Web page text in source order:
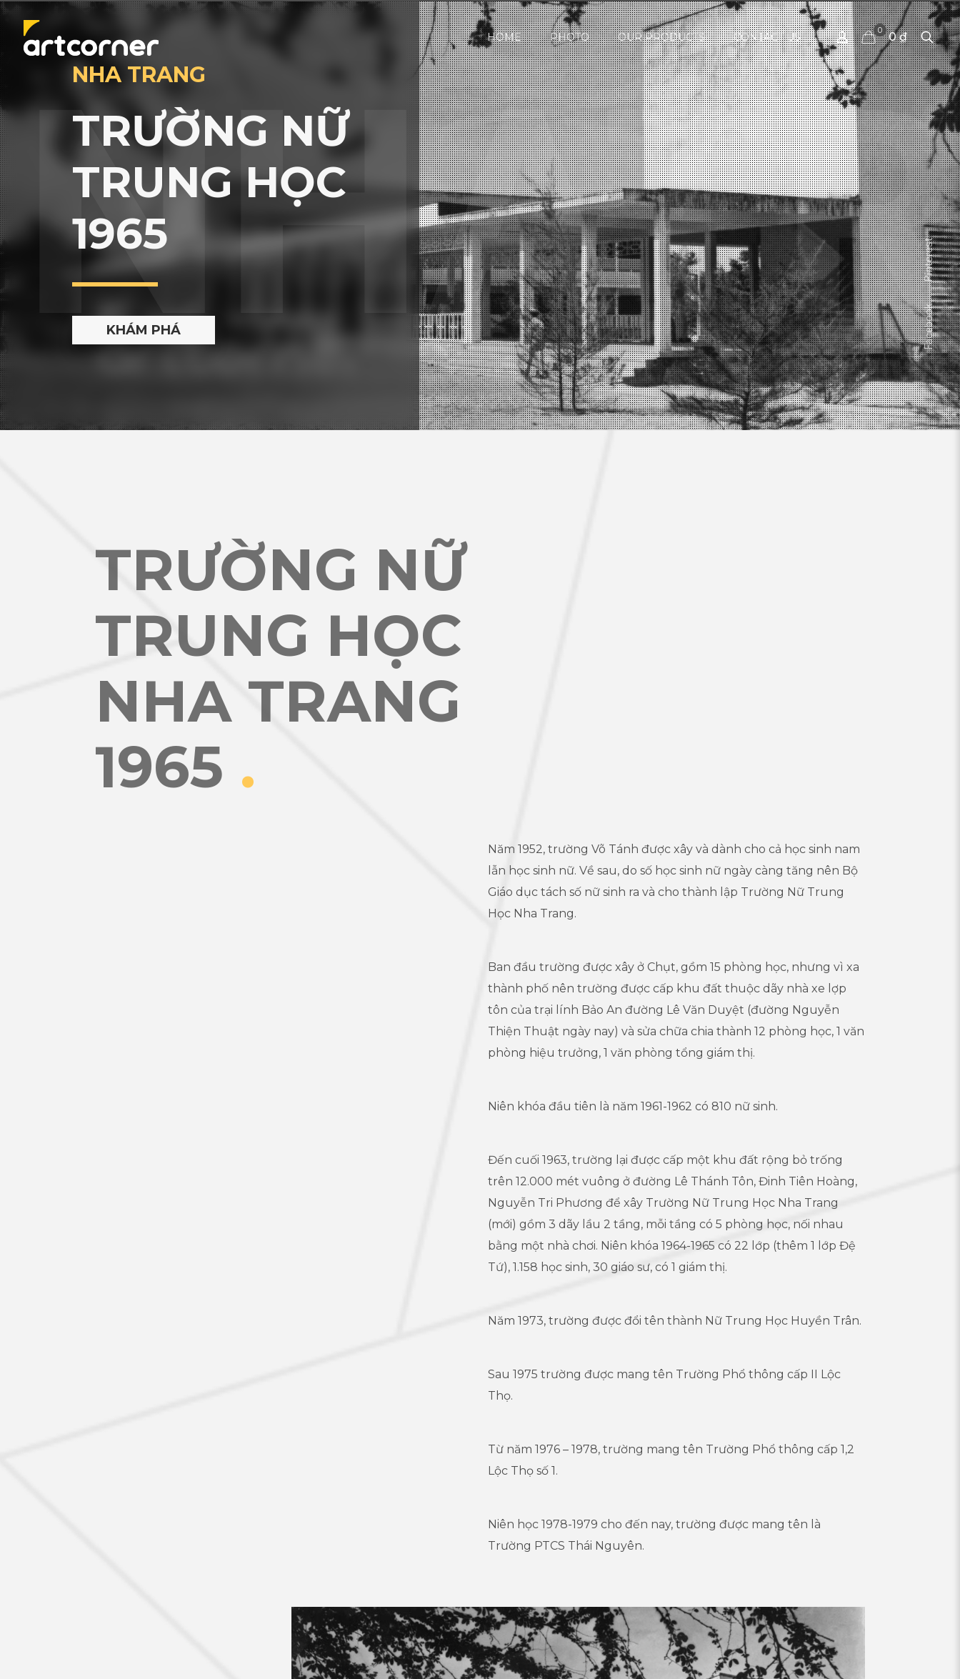
HOME PHOTO OUR PRODUCTS CONTACT US
0 0 ₫
TRƯỜNG NỮ
TRUNG HỌC
NHA TRANG
1965 .
Năm 1952, trường Võ Tánh được xây và dành cho cả học sinh nam
lẫn học sinh nữ. Về sau, do số học sinh nữ ngày càng tăng nên Bộ
Giáo dục tách số nữ sinh ra và cho thành lập Trường Nữ Trung
Học Nha Trang.
Ban đầu trường được xây ở Chụt, gồm 15 phòng học, nhưng vì xa
thành phố nên trường được cấp khu đất thuộc dãy nhà xe lợp
tôn của trại lính Bảo An đường Lê Văn Duyệt (đường Nguyễn
Thiện Thuật ngày nay) và sửa chữa chia thành 12 phòng học, 1 văn
phòng hiệu trưởng, 1 văn phòng tổng giám thị.
Niên khóa đầu tiên là năm 1961-1962 có 810 nữ sinh.
Đến cuối 1963, trường lại được cấp một khu đất rộng bỏ trống
trên 12.000 mét vuông ở đường Lê Thánh Tôn, Đinh Tiên Hoàng,
Nguyễn Tri Phương để xây Trường Nữ Trung Học Nha Trang
(mới) gồm 3 dãy lầu 2 tầng, mỗi tầng có 5 phòng học, nối nhau
bằng một nhà chơi. Niên khóa 1964-1965 có 22 lớp (thêm 1 lớp Đệ
Tứ), 1.158 học sinh, 30 giáo sư, có 1 giám thị.
Năm 1973, trường được đổi tên thành Nữ Trung Học Huyền Trân.
Sau 1975 trường được mang tên Trường Phổ thông cấp II Lộc
Thọ.
Từ năm 1976 – 1978, trường mang tên Trường Phổ thông cấp 1,2
Lộc Thọ số 1.
Niên học 1978-1979 cho đến nay, trường được mang tên là
Trường PTCS Thái Nguyên.